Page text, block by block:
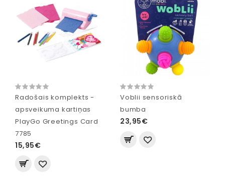
Radošais komplekts -
apsveikuma kartiņas
PlayGo Greetings Card
7785
15,95€
Voblii sensoriskā
bumba
23,95€